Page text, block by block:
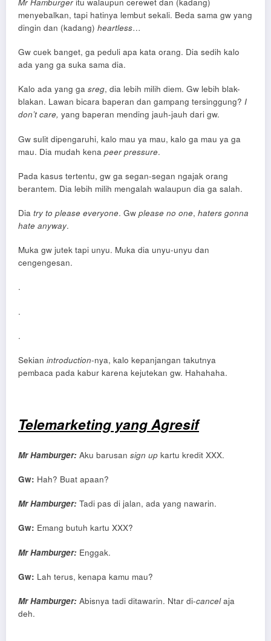
menyebalkan, tapi hatinya lembut sekali. Beda sama gw yang
dingin dan (kadang) heartless…
Gw cuek banget, ga peduli apa kata orang. Dia sedih kalo
ada yang ga suka sama dia.
Kalo ada yang ga sreg, dia lebih milih diem. Gw lebih blak-
blakan. Lawan bicara baperan dan gampang tersinggung? I
don’t care, yang baperan mending jauh-jauh dari gw.
Gw sulit dipengaruhi, kalo mau ya mau, kalo ga mau ya ga
mau. Dia mudah kena peer pressure.
Pada kasus tertentu, gw ga segan-segan ngajak orang
berantem. Dia lebih milih mengalah walaupun dia ga salah.
Dia try to please everyone. Gw please no one, haters gonna
hate anyway.
Muka gw jutek tapi unyu. Muka dia unyu-unyu dan
cengengesan.
.
.
.
Sekian introduction-nya, kalo kepanjangan takutnya
pembaca pada kabur karena kejutekan gw. Hahahaha.
Telemarketing yang Agresif
Mr Hamburger: Aku barusan sign up kartu kredit XXX.
Gw: Hah? Buat apaan?
Mr Hamburger: Tadi pas di jalan, ada yang nawarin.
Gw: Emang butuh kartu XXX?
Mr Hamburger: Enggak.
Gw: Lah terus, kenapa kamu mau?
Mr Hamburger: Abisnya tadi ditawarin. Ntar di-cancelaja
deh.